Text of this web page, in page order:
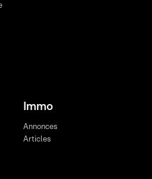
Immo
Annonces
Articles